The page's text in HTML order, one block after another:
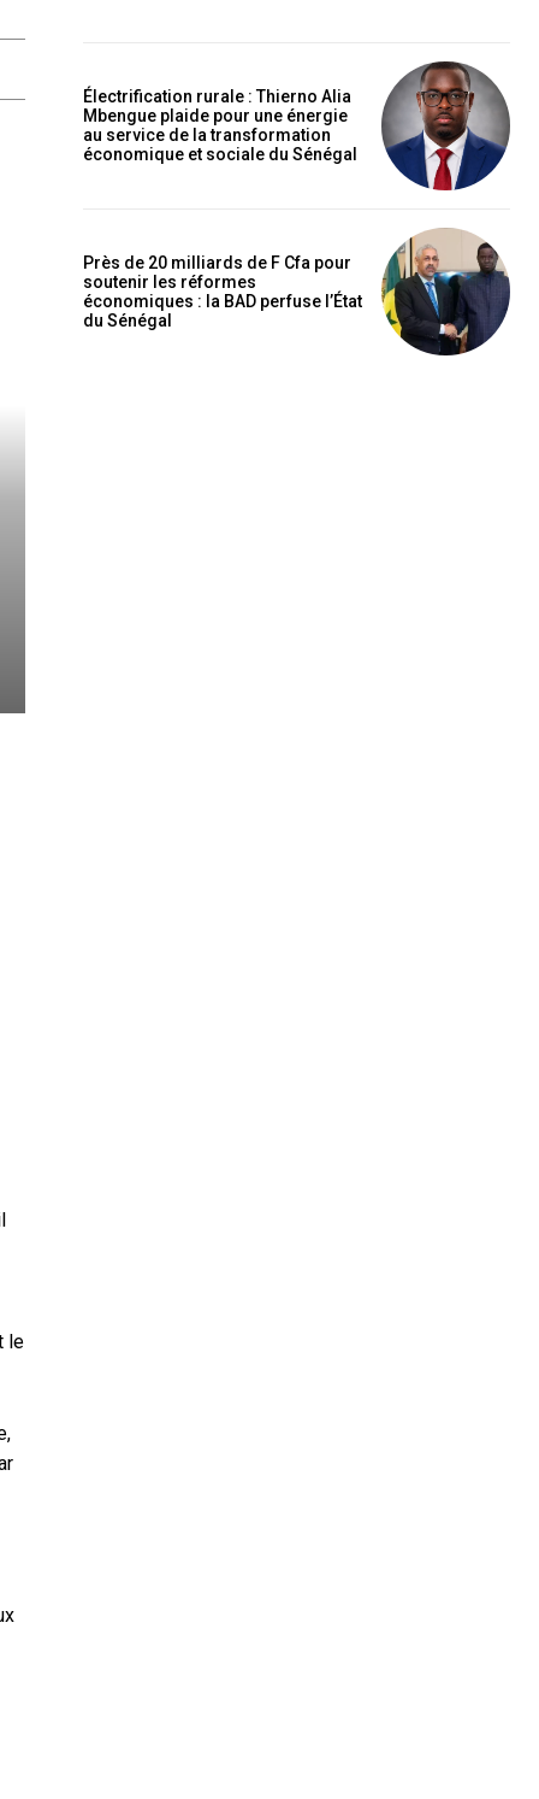
le
Électrification rurale : Thierno Alia
Mbengue plaide pour une énergie
au service de la transformation
économique et sociale du Sénégal
Près de 20 milliards de F Cfa pour
soutenir les réformes
économiques : la BAD perfuse l’État
du Sénégal